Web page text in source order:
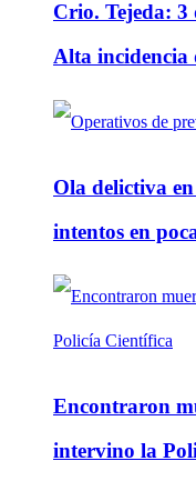
Crio. Tejeda: 3
Alta incidencia
Ola delictiva
intentos en
Encontraron
intervino la